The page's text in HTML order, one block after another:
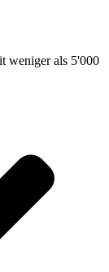
weniger als 5'000